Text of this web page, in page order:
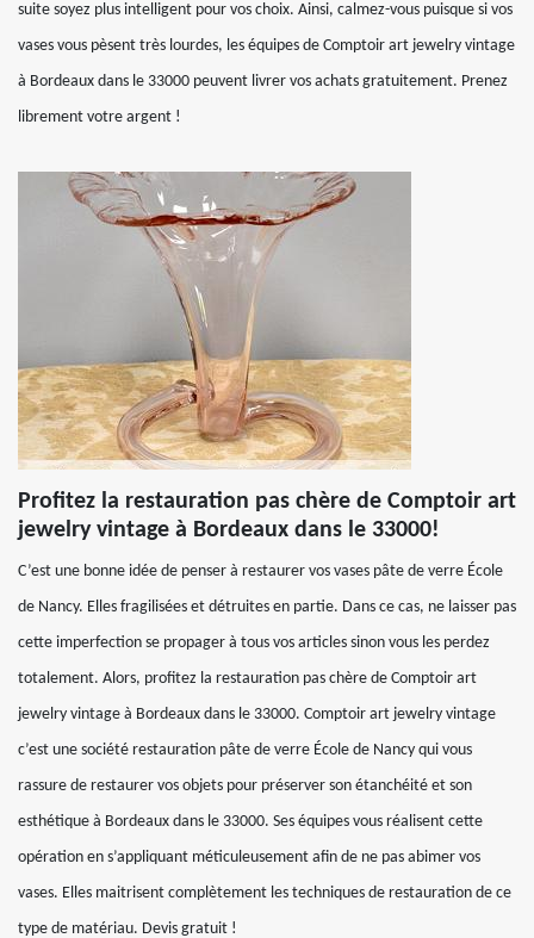
suite soyez plus intelligent pour vos choix. Ainsi, calmez-vous puisque si vos
vases vous pèsent très lourdes, les équipes de Comptoir art jewelry vintage
à Bordeaux dans le 33000 peuvent livrer vos achats gratuitement. Prenez
librement votre argent !
Profitez la restauration pas chère de Comptoir art
jewelry vintage à Bordeaux dans le 33000!
C’est une bonne idée de penser à restaurer vos vases pâte de verre École
de Nancy. Elles fragilisées et détruites en partie. Dans ce cas, ne laisser pas
cette imperfection se propager à tous vos articles sinon vous les perdez
totalement. Alors, profitez la restauration pas chère de Comptoir art
jewelry vintage à Bordeaux dans le 33000. Comptoir art jewelry vintage
c’est une société restauration pâte de verre École de Nancy qui vous
rassure de restaurer vos objets pour préserver son étanchéité et son
esthétique à Bordeaux dans le 33000. Ses équipes vous réalisent cette
opération en s’appliquant méticuleusement afin de ne pas abimer vos
vases. Elles maitrisent complètement les techniques de restauration de ce
type de matériau. Devis gratuit !